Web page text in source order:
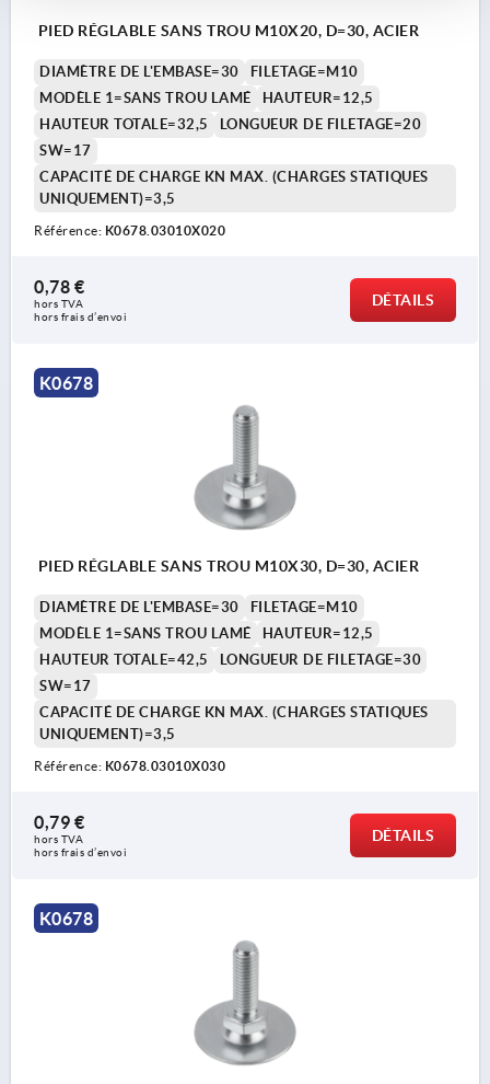
PIED RÉGLABLE SANS TROU M10X20, D=30, ACIER
DIAMÈTRE DE L'EMBASE=30
FILETAGE=M10
MODÈLE 1=SANS TROU LAMÉ
HAUTEUR=12,5
HAUTEUR TOTALE=32,5
LONGUEUR DE FILETAGE=20
SW=17
CAPACITÉ DE CHARGE KN MAX. (CHARGES STATIQUES
UNIQUEMENT)=3,5
Référence: K0678.03010X020
0,78 €
hors TVA
hors frais d’envoi
DÉTAILS
K0678
PIED RÉGLABLE SANS TROU M10X30, D=30, ACIER
DIAMÈTRE DE L'EMBASE=30
FILETAGE=M10
MODÈLE 1=SANS TROU LAMÉ
HAUTEUR=12,5
HAUTEUR TOTALE=42,5
LONGUEUR DE FILETAGE=30
SW=17
CAPACITÉ DE CHARGE KN MAX. (CHARGES STATIQUES
UNIQUEMENT)=3,5
Référence: K0678.03010X030
0,79 €
hors TVA
hors frais d’envoi
DÉTAILS
K0678